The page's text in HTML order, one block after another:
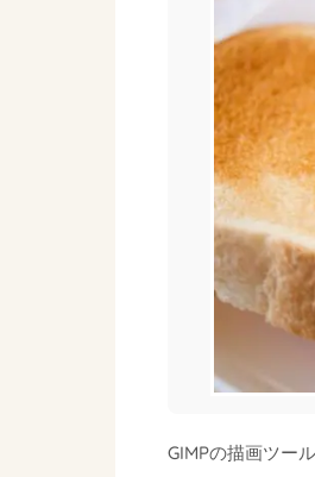
GIMPの描画ツー